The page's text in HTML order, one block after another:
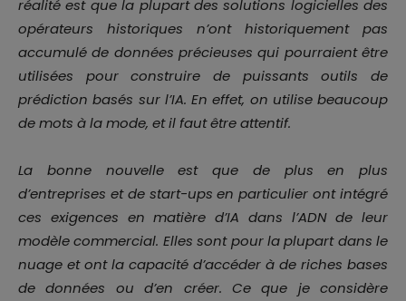
réalité est que la plupart des solutions logicielles des
opérateurs historiques n’ont historiquement pas
accumulé de données précieuses qui pourraient être
utilisées pour construire de puissants outils de
prédiction basés sur l’IA. En effet, on utilise beaucoup
de mots à la mode, et il faut être attentif.
La bonne nouvelle est que de plus en plus
d’entreprises et de start-ups en particulier ont intégré
ces exigences en matière d’IA dans l’ADN de leur
modèle commercial. Elles sont pour la plupart dans le
nuage et ont la capacité d’accéder à de riches bases
de données ou d’en créer. Ce que je considère